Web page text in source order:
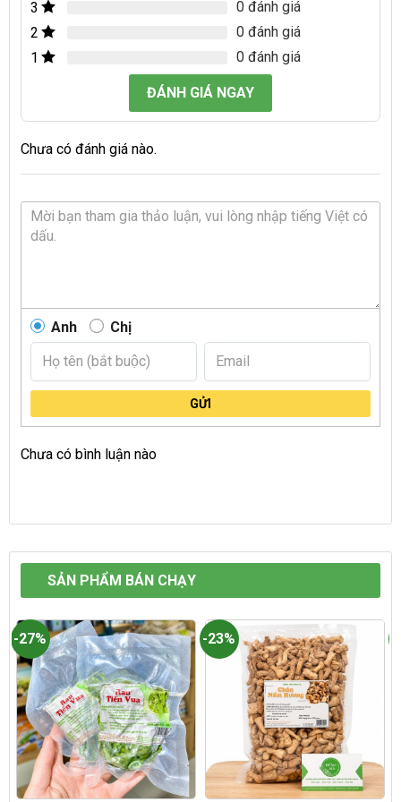
3
0 đánh giá
2
0 đánh giá
1
0 đánh giá
ĐÁNH GIÁ NGAY
Chưa có đánh giá nào.
Anh Chị
GỬI
Chưa có bình luận nào
SẢN PHẨM BÁN CHẠY
-27% -23%